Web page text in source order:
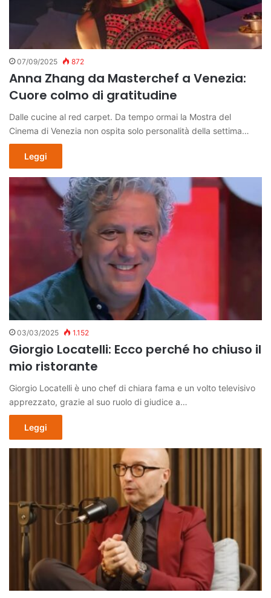
07/09/2025 872
Anna Zhang da Masterchef a Venezia:
Cuore colmo di gratitudine
Dalle cucine al red carpet. Da tempo ormai la Mostra del
Cinema di Venezia non ospita solo personalità della settima…
Leggi
03/03/2025 1.152
Giorgio Locatelli: Ecco perché ho chiuso il
mio ristorante
Giorgio Locatelli è uno chef di chiara fama e un volto televisivo
apprezzato, grazie al suo ruolo di giudice a…
Leggi